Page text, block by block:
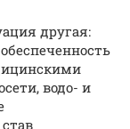
другая:
водо- и